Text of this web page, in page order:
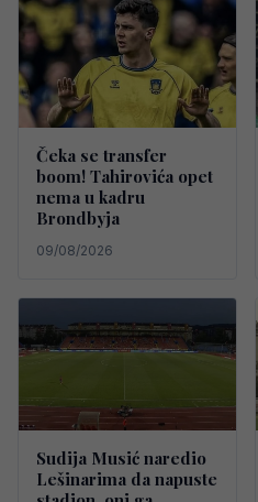
Čeka se transfer
boom! Tahirovića opet
nema u kadru
Brondbyja
09/08/2026
Sudija Musić naredio
Lešinarima da napuste